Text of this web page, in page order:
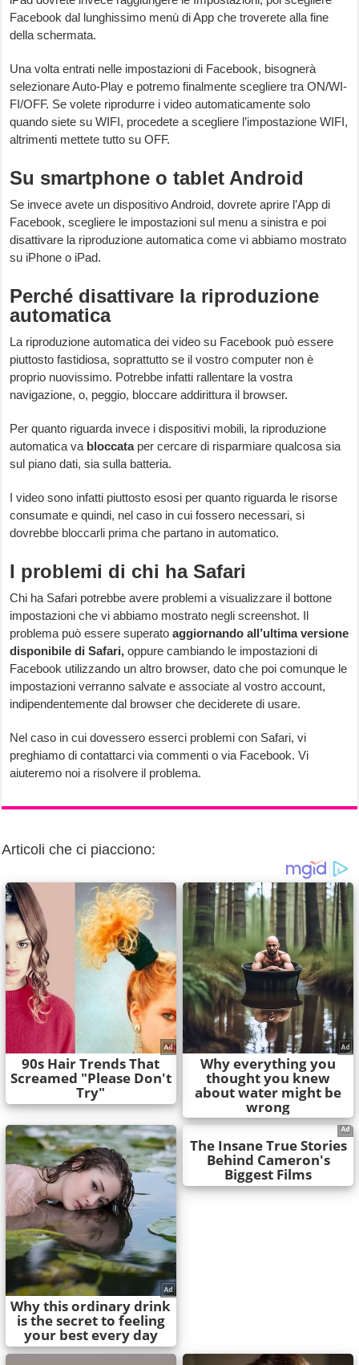
Facebook dal lunghissimo menù di App che troverete alla fine
della schermata.
Una volta entrati nelle impostazioni di Facebook, bisognerà
selezionare Auto-Play e potremo finalmente scegliere tra ON/WI-
FI/OFF. Se volete riprodurre i video automaticamente solo
quando siete su WIFI, procedete a scegliere l’impostazione WIFI,
altrimenti mettete tutto su OFF.
Su smartphone o tablet Android
Se invece avete un dispositivo Android, dovrete aprire l’App di
Facebook, scegliere le impostazioni sul menu a sinistra e poi
disattivare la riproduzione automatica come vi abbiamo mostrato
su iPhone o iPad.
Perché disattivare la riproduzione
automatica
La riproduzione automatica dei video su Facebook può essere
piuttosto fastidiosa, soprattutto se il vostro computer non è
proprio nuovissimo. Potrebbe infatti rallentare la vostra
navigazione, o, peggio, bloccare addirittura il browser.
Per quanto riguarda invece i dispositivi mobili, la riproduzione
automatica va bloccata per cercare di risparmiare qualcosa sia
sul piano dati, sia sulla batteria.
I video sono infatti piuttosto esosi per quanto riguarda le risorse
consumate e quindi, nel caso in cui fossero necessari, si
dovrebbe bloccarli prima che partano in automatico.
I problemi di chi ha Safari
Chi ha Safari potrebbe avere problemi a visualizzare il bottone
impostazioni che vi abbiamo mostrato negli screenshot. Il
problema può essere superatoaggiornando all’ultima versione
disponibile di Safari,oppure cambiando le impostazioni di
Facebook utilizzando un altro browser, dato che poi comunque le
impostazioni verranno salvate e associate al vostro account,
indipendentemente dal browser che deciderete di usare.
Nel caso in cui dovessero esserci problemi con Safari, vi
preghiamo di contattarci via commenti o via Facebook. Vi
aiuteremo noi a risolvere il problema.
Articoli che ci piacciono: